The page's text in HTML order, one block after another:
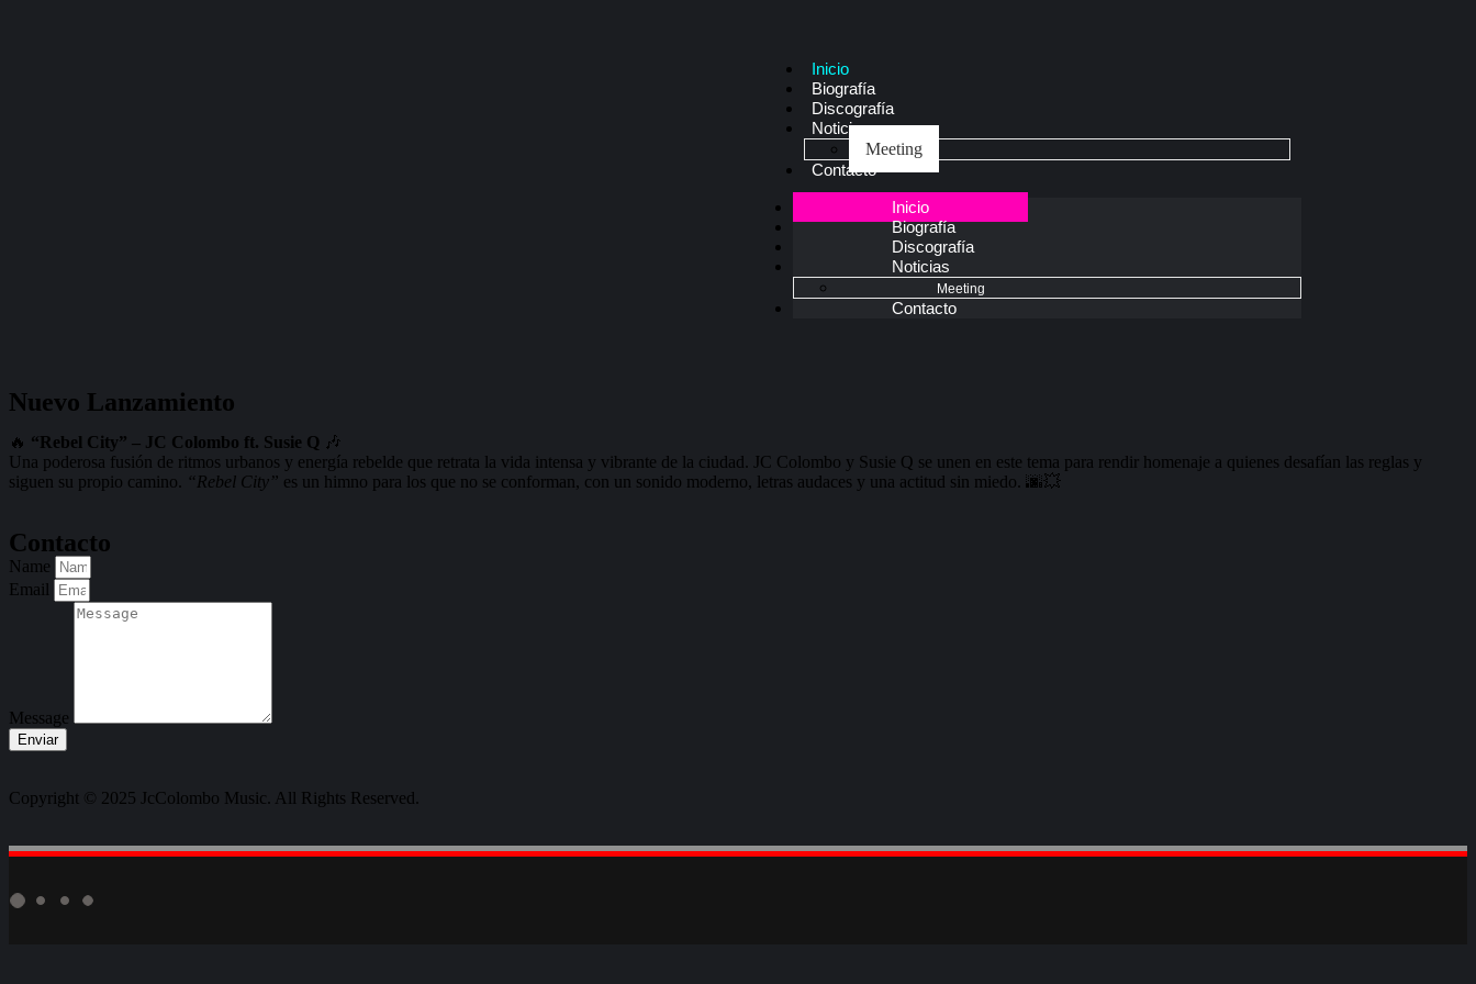
Inicio
Biografía
Discografía
Noticias
Meeting
Contacto
Inicio
Biografía
Discografía
Noticias
Meeting
Contacto
Nuevo Lanzamiento
🔥 “Rebel City” – JC Colombo ft. Susie Q 🎶
Una poderosa fusión de ritmos urbanos y energía rebelde que retrata la vida intensa y vibrante de la ciudad. JC Colombo y Susie Q se unen en este tema para rendir homenaje a quienes desafían las reglas y
siguen su propio camino. “Rebel City” es un himno para los que no se conforman, con un sonido moderno, letras audaces y una actitud sin miedo. 🌆💥
Contacto
Name
Email
Message
Enviar
Copyright © 2025 JcColombo Music. All Rights Reserved.